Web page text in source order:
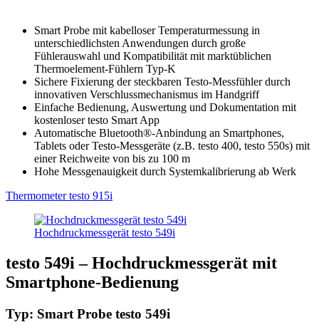
Smart Probe mit kabelloser Temperaturmessung in
unterschiedlichsten Anwendungen durch große
Fühlerauswahl und Kompatibilität mit marktüblichen
Thermoelement-Fühlern Typ-K
Sichere Fixierung der steckbaren Testo-Messfühler durch
innovativen Verschlussmechanismus im Handgriff
Einfache Bedienung, Auswertung und Dokumentation mit
kostenloser testo Smart App
Automatische Bluetooth®-Anbindung an Smartphones,
Tablets oder Testo-Messgeräte (z.B. testo 400, testo 550s) mit
einer Reichweite von bis zu 100 m
Hohe Messgenauigkeit durch Systemkalibrierung ab Werk
Thermometer testo 915i
Hochdruckmessgerät testo 549i
testo 549i – Hochdruckmessgerät mit
Smartphone-Bedienung
Typ: Smart Probe testo 549i